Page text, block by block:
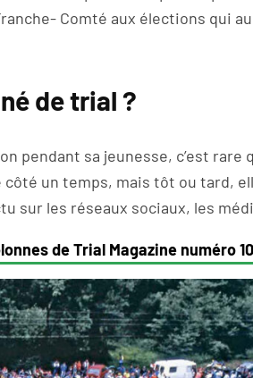
Comté aux élections qui
de trial ?
pendant sa jeunesse, c’est rare
un temps, mais tôt ou tard,
sur les réseaux sociaux, les
de Trial Magazine numéro